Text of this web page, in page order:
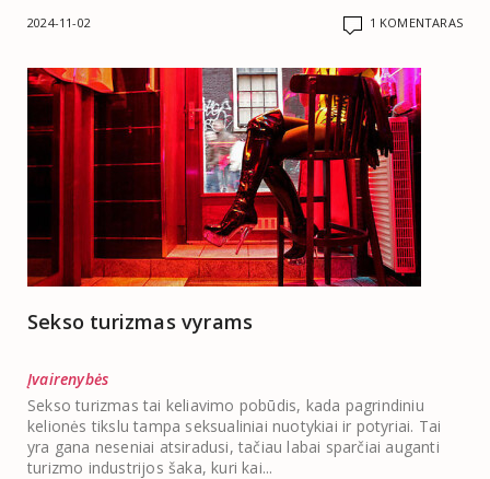
2024-11-02 1 KOMENTARAS
Sekso turizmas vyrams
Įvairenybės
Sekso turizmas tai keliavimo pobūdis, kada pagrindiniu
kelionės tikslu tampa seksualiniai nuotykiai ir potyriai. Tai
yra gana neseniai atsiradusi, tačiau labai sparčiai auganti
turizmo industrijos šaka, kuri kai...